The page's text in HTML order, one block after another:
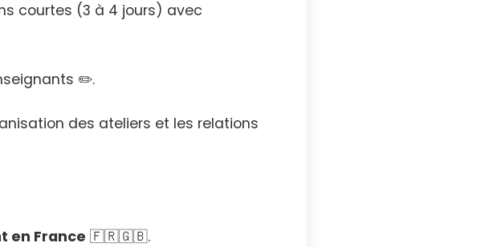
courtes (3 à 4 jours) avec
✏️.
des ateliers et les relations
en France 🇫🇷🇬🇧.